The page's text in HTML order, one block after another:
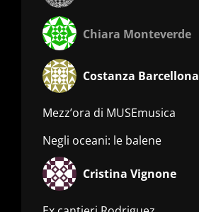
Chiara Monteverde
Costanza Barcellona
Mezz’ora di MUSEmusica
Negli oceani: le balene
Cristina Vignone